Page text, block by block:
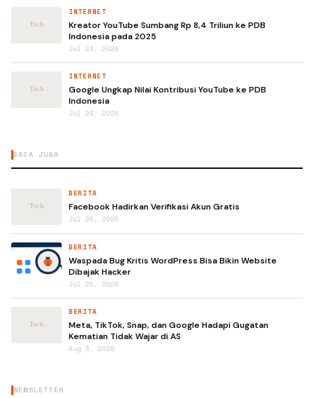
INTERNET
Kreator YouTube Sumbang Rp 8,4 Triliun ke PDB
Indonesia pada 2025
Jul 24, 2026
INTERNET
Google Ungkap Nilai Kontribusi YouTube ke PDB
Indonesia
Jul 24, 2026
BACA JUGA
BERITA
Facebook Hadirkan Verifikasi Akun Gratis
Jul 28, 2026
BERITA
Waspada Bug Kritis WordPress Bisa Bikin Website
Dibajak Hacker
Jul 28, 2026
BERITA
Meta, TikTok, Snap, dan Google Hadapi Gugatan
Kematian Tidak Wajar di AS
Aug 3, 2026
NEWSLETTER